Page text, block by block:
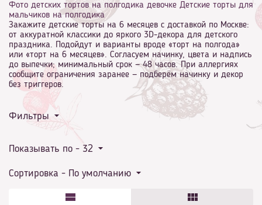
Фото детских тортов на полгодика девочке Детские торты для
мальчиков на полгодика
Закажите детские торты на 6 месяцев с доставкой по Москве:
от аккуратной классики до яркого 3D-декора для детского
праздника. Подойдут и варианты вроде «торт на полгода»
или «торт на 6 месяцев». Согласуем начинку, цвета и надпись
до выпечки; минимальный срок — 48 часов. При аллергиях
сообщите ограничения заранее — подберём начинку и декор
без триггеров.
Фильтры
Показывать по - 32
Сортировка - По умолчанию